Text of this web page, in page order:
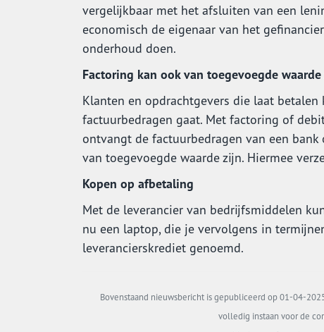
vergelijkbaar met het afsluiten van een
economisch de eigenaar van het
onderhoud doen.
Factoring kan ook van toegevoegde
Klanten en opdrachtgevers die laat
factuurbedragen gaat. Met factoring of
ontvangt de factuurbedragen van een
van toegevoegde waarde zijn. Hiermee
Kopen op afbetaling
Met de leverancier van bedrijfsmiddelen
nu een laptop, die je vervolgens in
leverancierskrediet genoemd.
Bovenstaand nieuwsbericht is gepubliceerd op 01-04-
volledig instaan voor de